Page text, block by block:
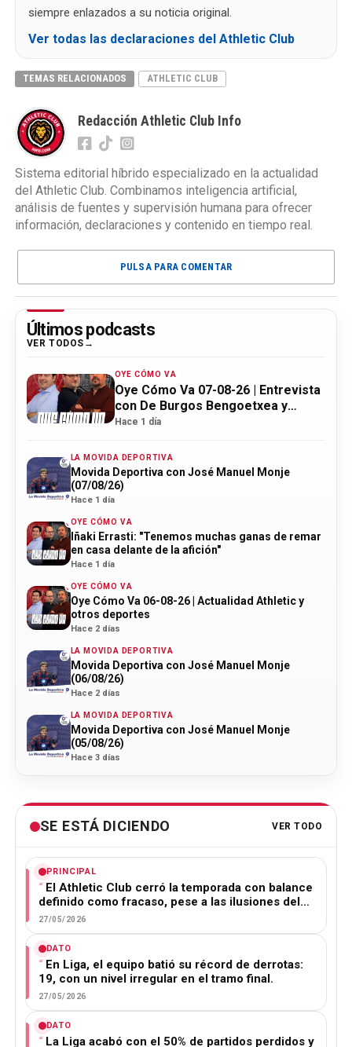
siempre enlazados a su noticia original.
Ver todas las declaraciones del Athletic Club
TEMAS RELACIONADOS ATHLETIC CLUB
Redacción Athletic Club Info
Sistema editorial híbrido especializado en la actualidad
del Athletic Club. Combinamos inteligencia artificial,
análisis de fuentes y supervisión humana para ofrecer
información, declaraciones y contenido en tiempo real.
PULSA PARA COMENTAR
Últimos podcasts
VER TODOS
OYE CÓMO VA
Oye Cómo Va 07-08-26 | Entrevista
con De Burgos Bengoetxea y
actualidad Athletic
Hace 1 día
LA MOVIDA DEPORTIVA
Movida Deportiva con José Manuel Monje
(07/08/26)
Hace 1 día
OYE CÓMO VA
Iñaki Errasti: "Tenemos muchas ganas de remar
en casa delante de la afición"
Hace 1 día
OYE CÓMO VA
Oye Cómo Va 06-08-26 | Actualidad Athletic y
otros deportes
Hace 2 días
LA MOVIDA DEPORTIVA
Movida Deportiva con José Manuel Monje
(06/08/26)
Hace 2 días
LA MOVIDA DEPORTIVA
Movida Deportiva con José Manuel Monje
(05/08/26)
Hace 3 días
SE ESTÁ DICIENDO VER TODO
PRINCIPAL
El Athletic Club cerró la temporada con balance
definido como fracaso, pese a las ilusiones del…
27/05/2026
DATO
En Liga, el equipo batió su récord de derrotas:
19, con un nivel irregular en el tramo final.
27/05/2026
DATO
La Liga acabó con el 50% de partidos perdidos y